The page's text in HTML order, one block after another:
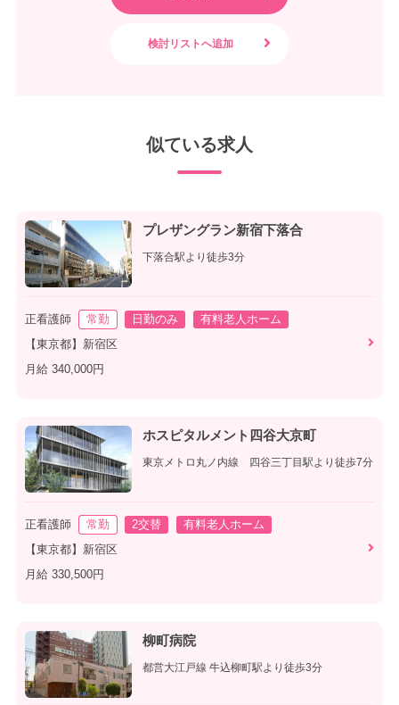
似ている求人
プレザングラン新宿下落合
下落合駅より徒歩3分
正看護師 常勤 日勤のみ
有料老人ホーム
【東京都】新宿区
月給 340,000円
ホスピタルメント四谷大京町
東京メトロ丸ノ内線 四谷三丁目駅より徒歩7分
正看護師 常勤 2交替
有料老人ホーム
【東京都】新宿区
月給 330,500円
柳町病院
都営大江戸線 牛込柳町駅より徒歩3分